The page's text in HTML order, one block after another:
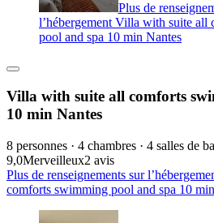
Plus de
l’hébergement Villa with suite all
pool and spa 10 min Nantes
Villa with suite all comforts
10 min Nantes
8 personnes · 4 chambres · 4 salles de
9,0Merveilleux2 avis
Plus de renseignements sur
comforts swimming pool and spa 10